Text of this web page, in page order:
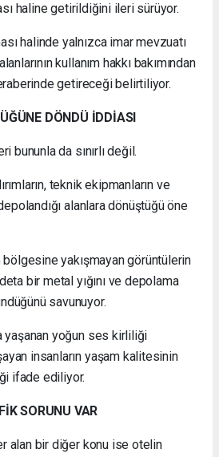
haline getirildiğini ileri sürüyor.
halinde yalnızca imar mevzuatı
kullanım hakkı bakımından
getireceği belirtiliyor.
DÖNDÜ İDDİASI
bununla da sınırlı değil.
teknik ekipmanların ve
alanlara dönüştüğü öne
yakışmayan görüntülerin
bir metal yığını ve depolama
savunuyor.
yaşanan yoğun ses kirliliği
insanların yaşam kalitesinin
ifade ediliyor.
SORUNU VAR
alan bir diğer konu ise otelin